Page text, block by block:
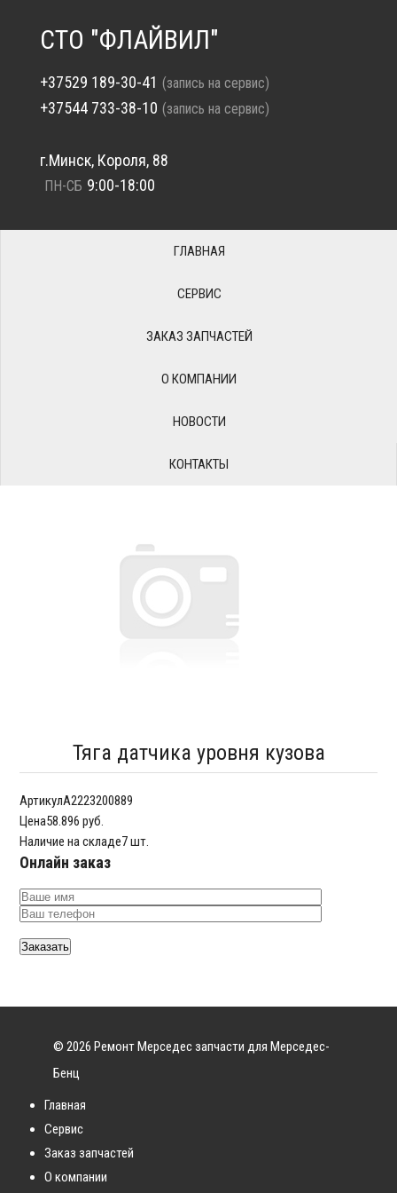
СТО "ФЛАЙВИЛ"
+37529 189-30-41 (запись на сервис)
+37544 733-38-10 (запись на сервис)
г.Минск, Короля, 88
ПН-СБ 9:00-18:00
ГЛАВНАЯ
СЕРВИС
ЗАКАЗ ЗАПЧАСТЕЙ
О КОМПАНИИ
НОВОСТИ
КОНТАКТЫ
Тяга датчика уровня кузова
АртикулA2223200889
Цена58.896 руб.
Наличие на складе7 шт.
Онлайн заказ
© 2026 Ремонт Мерседес запчасти для Мерседес-
Бенц
Главная
Сервис
Заказ запчастей
О компании